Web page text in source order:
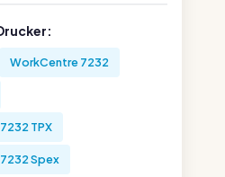
WorkCentre 7232
TPX
Spex